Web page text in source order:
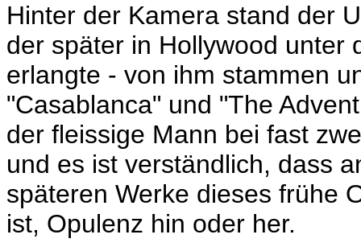
Hinter der Kamera stand der
der später in Hollywood unter
erlangte - von ihm stammen
"Casablanca" und "The
der fleissige Mann bei fast
und es ist verständlich, dass
späteren Werke dieses frühe
ist, Opulenz hin oder her.